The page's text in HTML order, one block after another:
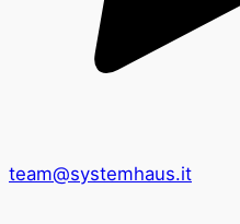
team@systemhaus.it